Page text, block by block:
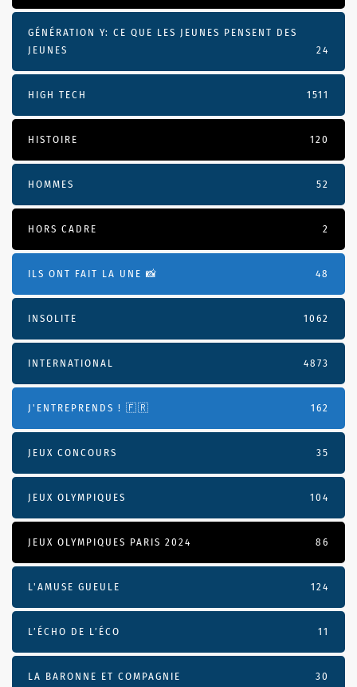
GÉNÉRATION Y: CE QUE LES JEUNES PENSENT DES
JEUNES
24
HIGH TECH 1511
HISTOIRE 120
HOMMES 52
HORS CADRE 2
ILS ONT FAIT LA UNE 📸 48
INSOLITE 1062
INTERNATIONAL 4873
J'ENTREPRENDS ! 🇫🇷 162
JEUX CONCOURS 35
JEUX OLYMPIQUES 104
JEUX OLYMPIQUES PARIS 2024 86
L'AMUSE GUEULE 124
L’ÉCHO DE L’ÉCO 11
LA BARONNE ET COMPAGNIE 30